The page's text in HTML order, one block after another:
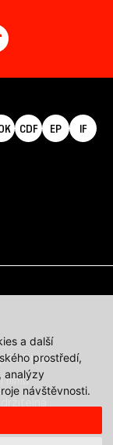
a další
prostředí,
analýzy
návštěvnosti.
CDF EP IF
filmu